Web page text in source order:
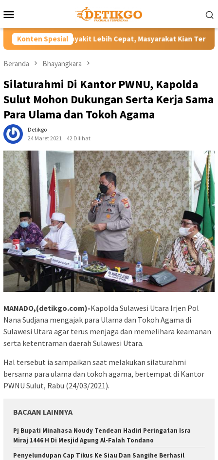
ke
Mobile
Konten Spesial
Lebih Cepat, Masyarakat Kian Terlindungi Rombak
Beranda Bhayangkara
Silaturahmi Di Kantor PWNU, Kapolda
Sulut Mohon Dukungan Serta Kerja Sama
Para Ulama dan Tokoh Agama
Detikgo
24 Maret 2021
42 Dilihat
MANADO,(detikgo.com)-Kapolda Sulawesi Utara Irjen Pol
Nana Sudjana mengajak para Ulama dan Tokoh Agama di
Sulawesi Utara agar terus menjaga dan memelihara keamanan
serta ketentraman daerah Sulawesi Utara.
Hal tersebut ia sampaikan saat melakukan silaturahmi
bersama para ulama dan tokoh agama, bertempat di Kantor
PWNU Sulut, Rabu (24/03/2021).
BACAAN LAINNYA
Pj Bupati Minahasa Noudy Tendean Hadiri Peringatan Isra
Miraj 1446 H Di Mesjid Agung Al-Falah Tondano
Penyelundupan Cap Tikus Ke Siau Dan Sangihe Berhasil